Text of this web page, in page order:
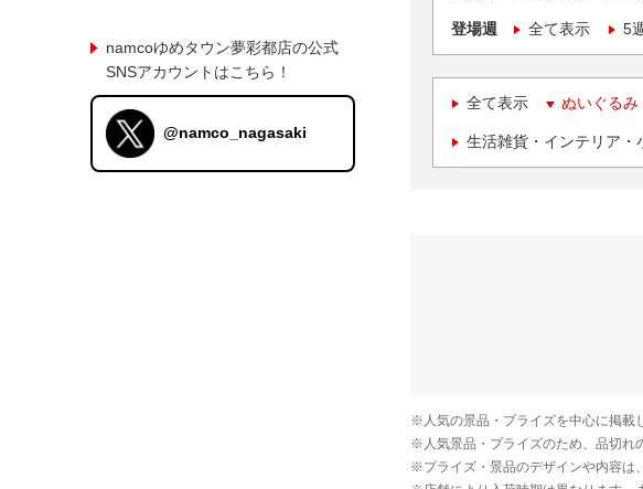
登場週 全て表示 5週
全て表示 ぬいぐるみ
生活雑貨・インテリア・
namcoゆめタウン夢彩都店の公式
SNSアカウントはこちら！
@namco_nagasaki